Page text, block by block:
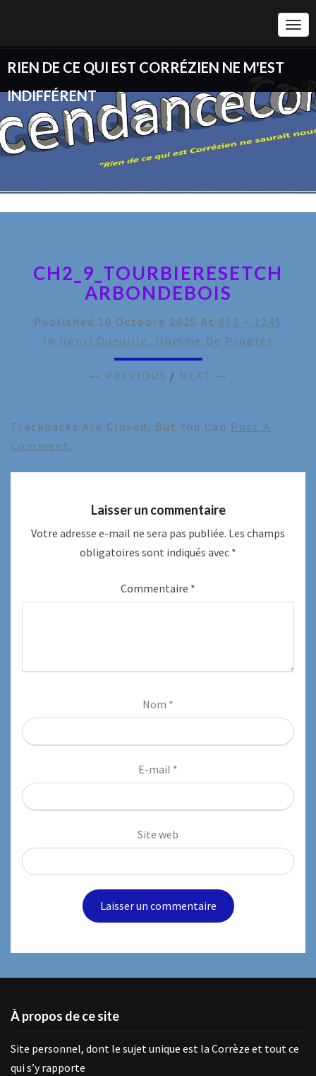
RIEN DE CE QUI EST CORRÉZIEN NE M'EST
INDIFFÉRENT
CH2_9_TOURBIERESETCH
ARBONDEBOIS
Published 10 Octobre 2025 At 863 × 1245
In Henri Queuille, Homme De Progrès
← PREVIOUS / NEXT →
Trackbacks Are Closed, But You Can Post A
Comment .
Laisser un commentaire
Votre adresse e-mail ne sera pas publiée. Les champs
obligatoires sont indiqués avec *
Commentaire *
Nom *
E-mail *
Site web
À propos de ce site
Site personnel, dont le sujet unique est la Corrèze et tout ce
qui s’y rapporte